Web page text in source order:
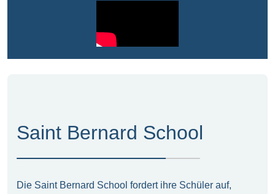
Saint Bernard School
Die Saint Bernard School fordert ihre Schüler auf,